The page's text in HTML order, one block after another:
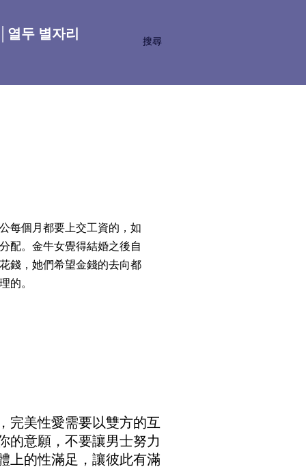
搜尋
열두 별자리
個月都要上交工資的，如
配。金牛女覺得結婚之後自
錢，她們希望金錢的去向都
的。
完美性愛需要以雙方的互
的意願，不要讓男士努力
上的性滿足，讓彼此有滿